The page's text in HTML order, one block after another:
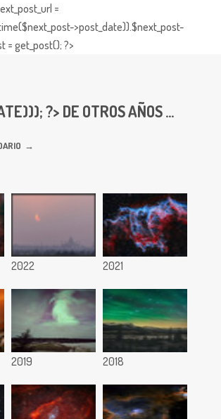
=
>post_date)).$next_post-
= get_post(); ?>
?> DE OTROS AÑOS ...
2022 2021
2019 2018